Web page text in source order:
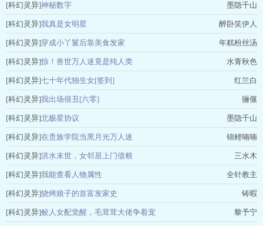
[科幻灵异]神秘数字 墨隐千山
[科幻灵异]我真是女明星 醉卧笑伊人
[科幻灵异]穿成小丫鬟后靠美食发家 年糕粉丝汤
[科幻灵异]惊！兽世万人迷竟是纯人类 水青秋色
[科幻灵异]七十年代独生女[签到] 红兰白
[科幻灵异]我出场很丑[六零] 骊偃
[科幻灵异]北极星协议 墨隐千山
[科幻灵异]在贵族学院当黑月光万人迷 锦鲤喃喃
[科幻灵异]洪水末世，女邻居上门借粮 三水木
[科幻灵异]我能查看人物属性 全针教主
[科幻灵异]烧烤娘子的首富发家史 铸暇
[科幻灵异]鲛人女配觉醒，毛茸茸大佬争着宠 黎予宁